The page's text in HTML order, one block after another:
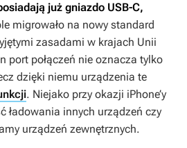
już gniazdo USB-C,
migrowało na nowy standard
zasadami w krajach Unii
port połączeń nie oznacza tylko
dzięki niemu urządzenia te
. Niejako przy okazji iPhone’y
ładowania innych urządzeń czy
urządzeń zewnętrznych.